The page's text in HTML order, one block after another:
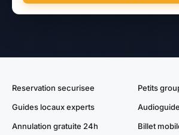
Reservation securisee
Petits
Guides locaux experts
Annulation gratuite 24h
Billet